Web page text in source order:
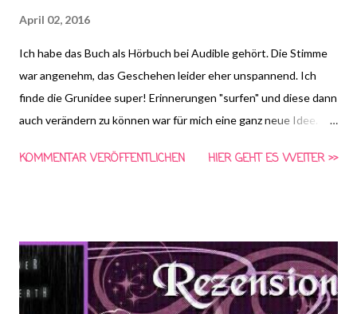
April 02, 2016
Ich habe das Buch als Hörbuch bei Audible gehört. Die Stimme
war angenehm, das Geschehen leider eher unspannend. Ich
finde die Grunidee super! Erinnerungen "surfen" und diese dann
auch verändern zu können war für mich eine ganz neue Idee.
Passagen waren doch eher langweilig und ich habe mich selbst
ich weder mit Alba noch mit Seven wirklich warm geworden und
ich fand die beiden recht flach und ohne Tiefgang, Schade!
Dabei hat das Buch so ein wundervolles Cover und ich habe
KOMMENTAR VERÖFFENTLICHEN HIER GEHT ES WEITER >>